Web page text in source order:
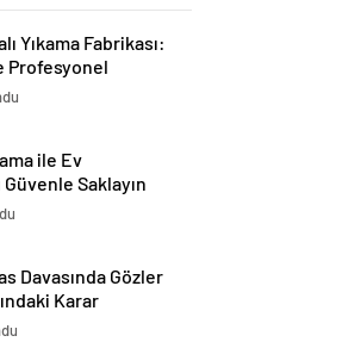
Yıkama Fabrikası:
Profesyonel
ile Ev
Güvenle Saklayın
Davasında Gözler
Karar
Çevrildi